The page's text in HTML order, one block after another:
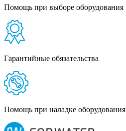
Помощь при выборе оборудования
Гарантийные обязательства
Помощь при наладке оборудования